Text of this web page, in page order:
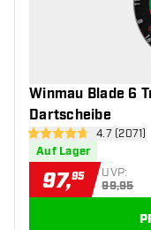
Winmau Blade 6
Dartscheibe
4.7 Bewertungssterne
4.7 (2071)
Auf Lager
97,95 UVP:
99,95